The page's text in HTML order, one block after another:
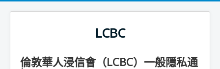
LCBC
倫敦華人浸信會（LCBC）一般隱私通